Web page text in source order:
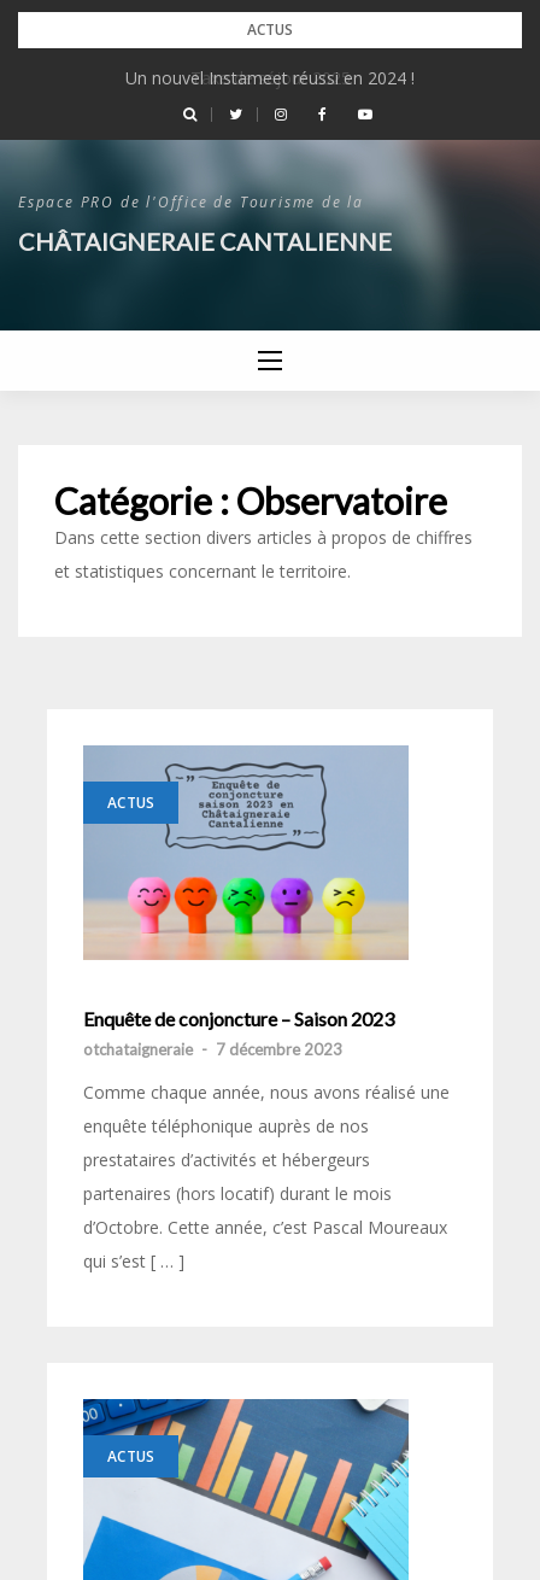
Skip
ACTUS
Taxe de séjour 2025
Un nouvel Instameet réussi en 2024 !
Espace PRO de l'Office de Tourisme de la
CHÂTAIGNERAIE CANTALIENNE
Catégorie :Observatoire
Dans cette section divers articles à propos de chiffres
et statistiques concernant le territoire.
ACTUS
Enquête de conjoncture – Saison 2023
otchataigneraie - 7 décembre 2023
Comme chaque année, nous avons réalisé une
enquête téléphonique auprès de nos
prestataires d’activités et hébergeurs
partenaires (hors locatif) durant le mois
d’Octobre. Cette année, c’est Pascal Moureaux
qui s’est [ … ]
ACTUS